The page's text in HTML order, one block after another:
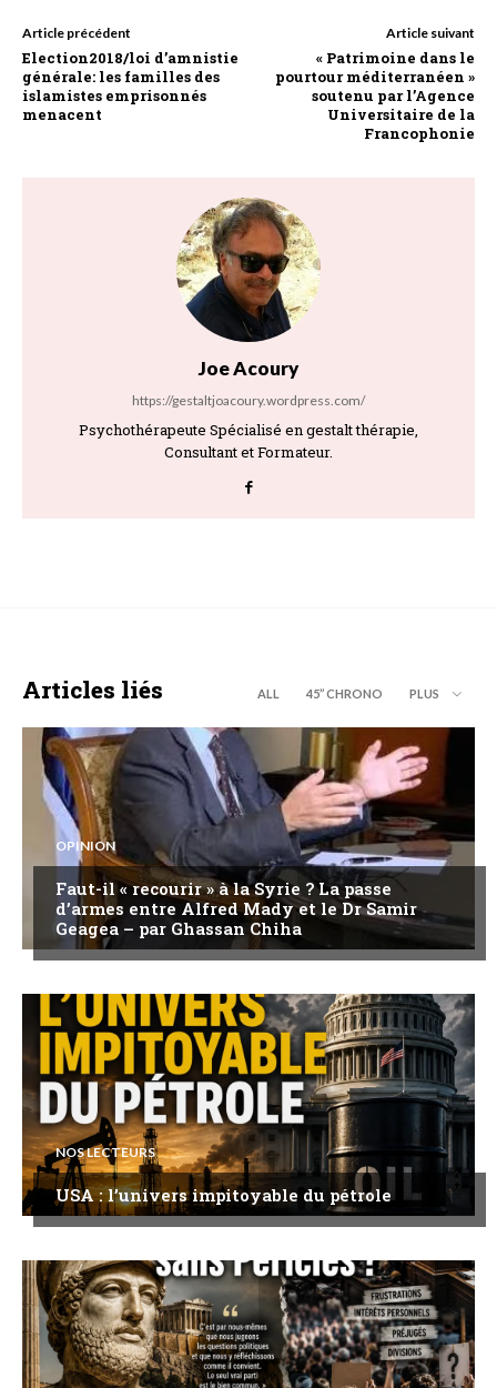
Article précédent
Election2018/loi d’amnistie
générale: les familles des
islamistes emprisonnés
menacent
Article suivant
« Patrimoine dans le
pourtour méditerranéen »
soutenu par l’Agence
Universitaire de la
Francophonie
Joe Acoury
https://gestaltjoacoury.wordpress.com/
Psychothérapeute Spécialisé en gestalt thérapie,
Consultant et Formateur.
Articles liés ALL 45’’ CHRONO PLUS
OPINION
Faut-il « recourir » à la Syrie ? La passe
d’armes entre Alfred Mady et le Dr Samir
Geagea – par Ghassan Chiha
NOS LECTEURS
USA : l’univers impitoyable du pétrole